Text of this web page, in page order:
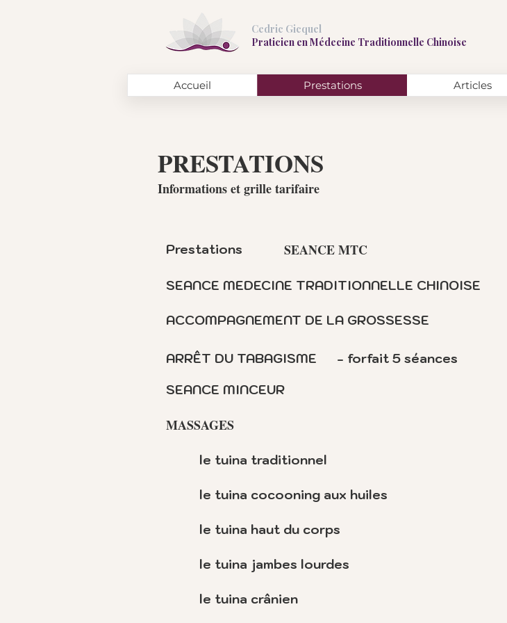
Cedric Gicquel
Praticien en Médecine Traditionnelle Chinoise
Accueil Prestations Articles
PRESTATIONS
Informations et grille tarifaire
SEANCE MTC
Prestations
SEANCE MEDECINE TRADITIONNELLE CHINOISE
ACCOMPAGNEMENT DE LA GROSSESSE
- forfait 5 séances
ARRÊT DU TABAGISME
SEANCE MINCEUR
MASSAGES
le tuina traditionnel
le tuina cocooning aux huiles
le tuina haut du corps
le tuina jambes lourdes
le tuina crânien